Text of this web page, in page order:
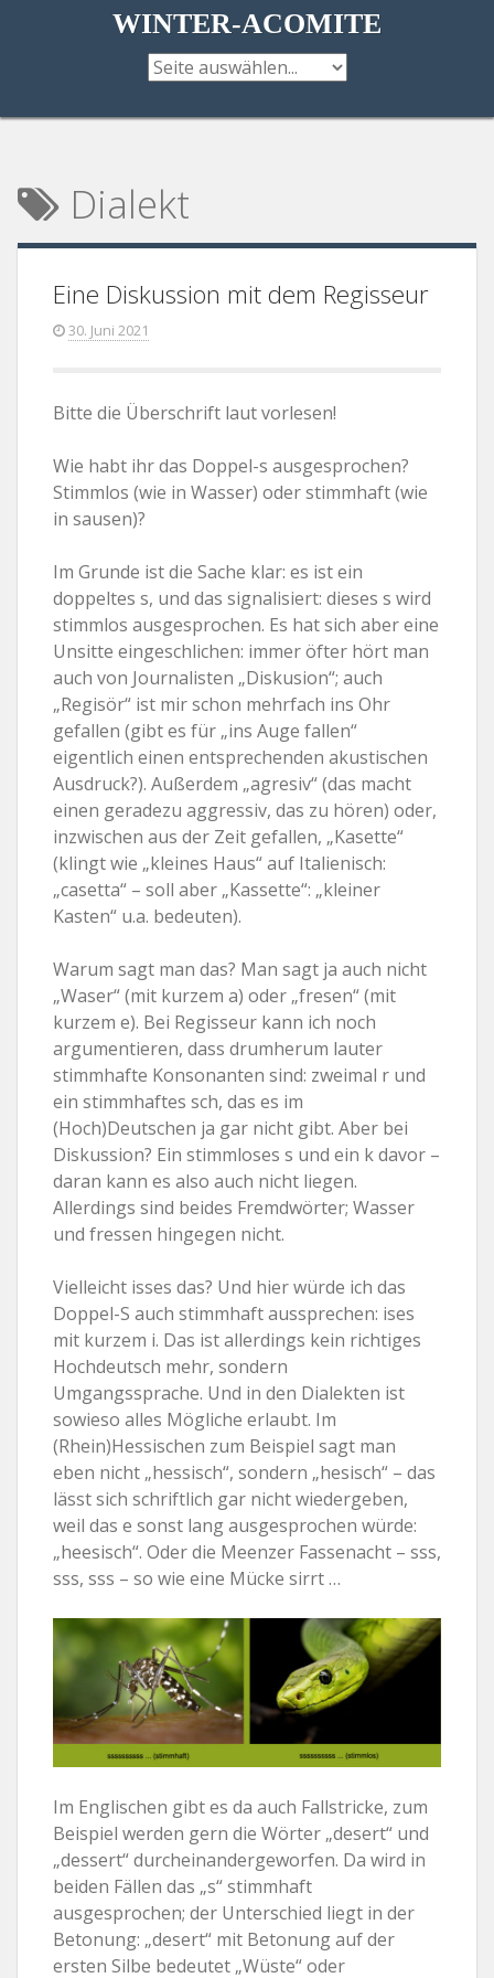
WINTER-ACOMITE
Dialekt
Eine Diskussion mit dem Regisseur
30. Juni 2021
Bitte die Überschrift laut vorlesen!
Wie habt ihr das Doppel-s ausgesprochen?
Stimmlos (wie in Wasser) oder stimmhaft (wie
in sausen)?
Im Grunde ist die Sache klar: es ist ein
doppeltes s, und das signalisiert: dieses s wird
stimmlos ausgesprochen. Es hat sich aber eine
Unsitte eingeschlichen: immer öfter hört man
auch von Journalisten „Diskusion“; auch
„Regisör“ ist mir schon mehrfach ins Ohr
gefallen (gibt es für „ins Auge fallen“
eigentlich einen entsprechenden akustischen
Ausdruck?). Außerdem „agresiv“ (das macht
einen geradezu aggressiv, das zu hören) oder,
inzwischen aus der Zeit gefallen, „Kasette“
(klingt wie „kleines Haus“ auf Italienisch:
„casetta“ – soll aber „Kassette“: „kleiner
Kasten“ u.a. bedeuten).
Warum sagt man das? Man sagt ja auch nicht
„Waser“ (mit kurzem a) oder „fresen“ (mit
kurzem e). Bei Regisseur kann ich noch
argumentieren, dass drumherum lauter
stimmhafte Konsonanten sind: zweimal r und
ein stimmhaftes sch, das es im
(Hoch)Deutschen ja gar nicht gibt. Aber bei
Diskussion? Ein stimmloses s und ein k davor –
daran kann es also auch nicht liegen.
Allerdings sind beides Fremdwörter; Wasser
und fressen hingegen nicht.
Vielleicht isses das? Und hier würde ich das
Doppel-S auch stimmhaft aussprechen: ises
mit kurzem i. Das ist allerdings kein richtiges
Hochdeutsch mehr, sondern
Umgangssprache. Und in den Dialekten ist
sowieso alles Mögliche erlaubt. Im
(Rhein)Hessischen zum Beispiel sagt man
eben nicht „hessisch“, sondern „hesisch“ – das
lässt sich schriftlich gar nicht wiedergeben,
weil das e sonst lang ausgesprochen würde:
„heesisch“. Oder die Meenzer Fassenacht – sss,
sss, sss – so wie eine Mücke sirrt …
Im Englischen gibt es da auch Fallstricke, zum
Beispiel werden gern die Wörter „desert“ und
„dessert“ durcheinandergeworfen. Da wird in
beiden Fällen das „s“ stimmhaft
ausgesprochen; der Unterschied liegt in der
Betonung: „desert“ mit Betonung auf der
ersten Silbe bedeutet „Wüste“ oder